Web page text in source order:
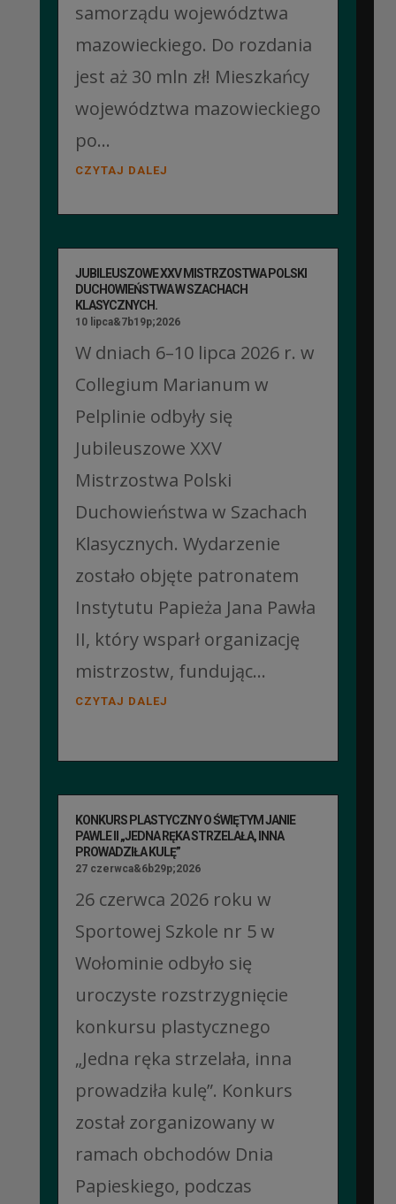
samorządu województwa
mazowieckiego. Do rozdania
jest aż 30 mln zł! Mieszkańcy
województwa mazowieckiego
po...
CZYTAJ DALEJ
JUBILEUSZOWE XXV MISTRZOSTWA POLSKI
DUCHOWIEŃSTWA W SZACHACH
KLASYCZNYCH.
10 lipca&7b19p;2026
W dniach 6–10 lipca 2026 r. w
Collegium Marianum w
Pelplinie odbyły się
Jubileuszowe XXV
Mistrzostwa Polski
Duchowieństwa w Szachach
Klasycznych. Wydarzenie
zostało objęte patronatem
Instytutu Papieża Jana Pawła
II, który wsparł organizację
mistrzostw, fundując...
CZYTAJ DALEJ
KONKURS PLASTYCZNY O ŚWIĘTYM JANIE
PAWLE II „JEDNA RĘKA STRZELAŁA, INNA
PROWADZIŁA KULĘ”
27 czerwca&6b29p;2026
26 czerwca 2026 roku w
Sportowej Szkole nr 5 w
Wołominie odbyło się
uroczyste rozstrzygnięcie
konkursu plastycznego
„Jedna ręka strzelała, inna
prowadziła kulę”. Konkurs
został zorganizowany w
ramach obchodów Dnia
Papieskiego, podczas